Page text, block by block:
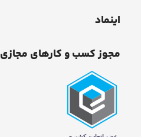
اینماد
مجوز کسب و کارهای مجازی